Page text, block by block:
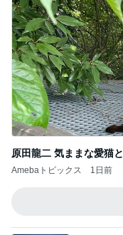
原田龍二 気ままな愛猫
Amebaトピックス 1日前